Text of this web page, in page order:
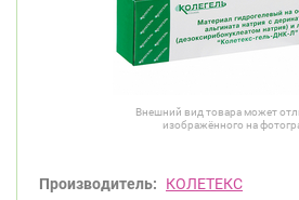
Внешний вид товара может
изображённого на
Производитель: КОЛЕТЕКС